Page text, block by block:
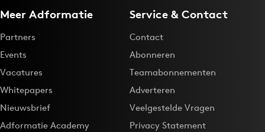
Meer Adformatie
Partners
Events
Vacatures
Whitepapers
Nieuwsbrief
Adformatie Academy
Service & Contact
Contact
Abonneren
Teamabonnementen
Adverteren
Veelgestelde Vragen
Privacy Statement